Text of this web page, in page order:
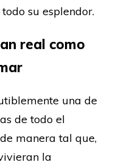
su esplendor.
real como
una de
de todo el
manera tal que,
la